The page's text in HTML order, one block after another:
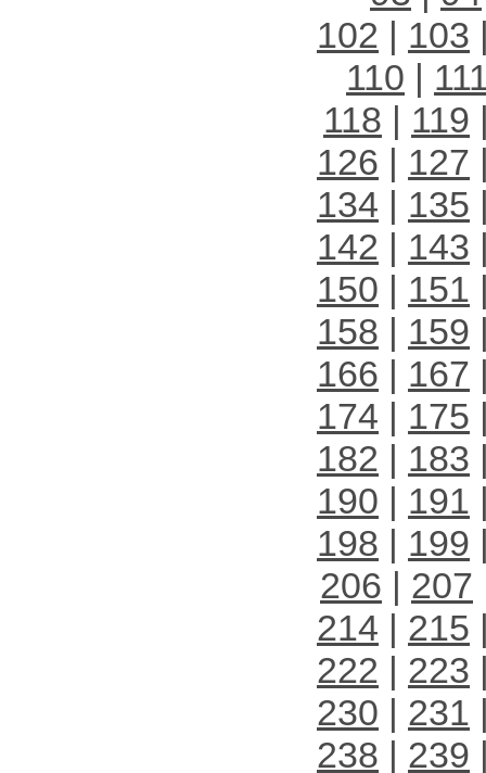
102 | 103
110 |
118 | 119
126 | 127
134 | 135
142 | 143
150 | 151
158 | 159
166 | 167
174 | 175
182 | 183
190 | 191
198 | 199
206 | 207
214 | 215
222 | 223
230 | 231
238 | 239